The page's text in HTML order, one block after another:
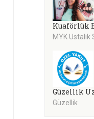
Kuaförlük
MYK Ustalık
Güzellik
Güzellik